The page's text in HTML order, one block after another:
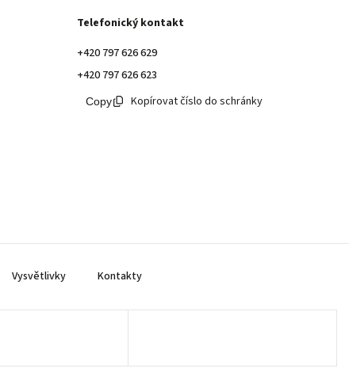
Telefonický kontakt
+420 797 626 629
+420 797 626 623
Kopírovat číslo do schránky
Vysvětlivky Kontakty